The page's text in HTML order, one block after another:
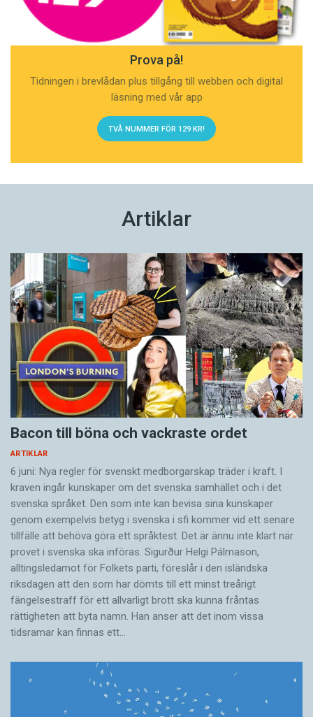
Prova på!
Tidningen i brevlådan plus tillgång till webben och digital
läsning med vår app
TVÅ NUMMER FÖR 129 KR!
Artiklar
Bacon till böna och vackraste ordet
ARTIKLAR
6 juni: Nya regler för svenskt medborgarskap träder i kraft. I
kraven ingår kunskaper om det svenska samhället och i det
svenska språket. Den som inte kan bevisa sina kunskaper
genom exempelvis betyg i svenska i sfi kommer vid ett senare
tillfälle att behöva göra ett språktest. Det är ännu inte klart när
provet i svenska ska införas. Sigurður Helgi Pálmason,
alltingsledamot för Folkets parti, föreslår i den isländska
riksdagen att den som har dömts till ett minst treårigt
fängelsestraff för ett allvarligt brott ska kunna fråntas
rättigheten att byta namn. Han anser att det inom vissa
tidsramar kan finnas ett…